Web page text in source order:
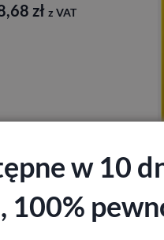
10 589,40
Zobacz
Zamów pomiar
w 10
100%